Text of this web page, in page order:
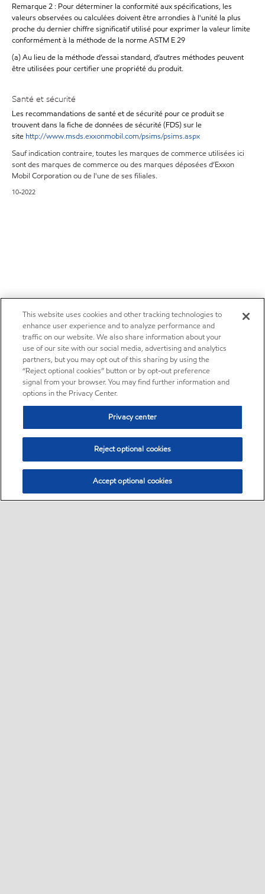
Remarque 2 : Pour déterminer la conformité aux spécifications, les
valeurs observées ou calculées doivent être arrondies à l'unité la plus
proche du dernier chiffre significatif utilisé pour exprimer la valeur limite
conformément à la méthode de la norme ASTM E 29
(a) Au lieu de la méthode d’essai standard, d’autres méthodes peuvent
être utilisées pour certifier une propriété du produit.
Santé et sécurité
Les recommandations de santé et de sécurité pour ce produit se
trouvent dans la fiche de données de sécurité (FDS) sur le
site http://www.msds.exxonmobil.com/psims/psims.aspx
Sauf indication contraire, toutes les marques de commerce utilisées ici
sont des marques de commerce ou des marques déposées d’Exxon
Mobil Corporation ou de l'une de ses filiales.
10-2022
This website uses cookies and other tracking technologies to
enhance user experience and to analyze performance and
traffic on our website. We also share information about your
use of our site with our social media, advertising and analytics
partners, but you may opt out of this sharing by using the
“Reject optional cookies” button or by opt-out preference
signal from your browser. You may find further information and
options in the Privacy Center.
Privacy center
Reject optional cookies
Accept optional cookies